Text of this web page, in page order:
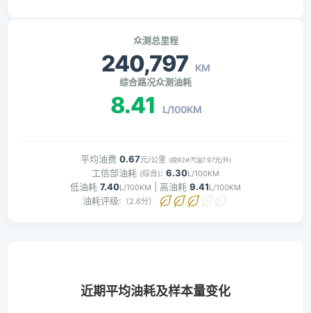
众测总里程
240,797 KM
综合路况众测油耗
8.41 L/100KM
平均油费 0.67元/公里 (按92#汽油7.97元/升)
工信部油耗 (综合): 6.30L/100KM
低油耗 7.40L/100KM | 高油耗 9.41L/100KM
油耗评级: （2.6分）